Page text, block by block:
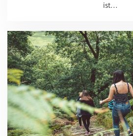
ist…